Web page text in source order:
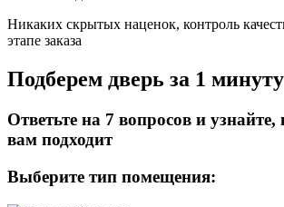
Никаких скрытых наценок, контроль
этапе заказа
Подберем дверь за 1 минуту
Ответьте на 7 вопросов и узнайте,
вам подходит
Выберите тип помещения: